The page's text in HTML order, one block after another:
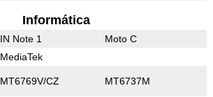
Informática
IN Note 1 Moto C
MediaTek
MT6769V/CZ MT6737M